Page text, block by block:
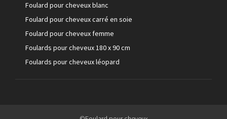
Foulard pour cheveux blanc
Foulard pour cheveux carré en soie
Foulard pour cheveux femme
Foulards pour cheveux 180 x 90 cm
Foulards pour cheveux léopard